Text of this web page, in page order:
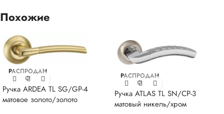
Похожие
РАСПРОДАН
О
Ручка ARDEA TL SG/GP-4
матовое золото/золото
РАСПРОДАН
О
Ручка ATLAS TL SN/CP-3
матовый никель/хром